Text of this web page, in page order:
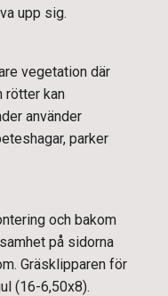
upp sig.
vegetation där
rötter kan
använder
parker
och bakom
på sidorna
Gräsklipparen för
(16-6,50x8).